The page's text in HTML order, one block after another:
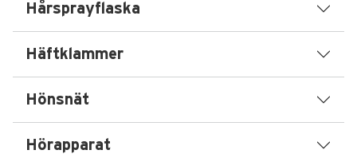
Hårsprayflaska
Häftklammer
Hönsnät
Hörapparat